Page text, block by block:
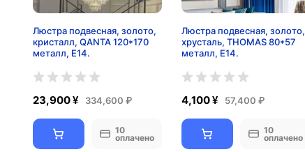
Люстра подвесная, золото,
кристалл, QANTA 120*170
металл, E14.
23,900 ¥ 334,600 ₽
10
оплачено
Люстра подвесная, золото,
хрусталь, THOMAS 80*57
металл, E14.
4,100 ¥ 57,400 ₽
10
оплачено